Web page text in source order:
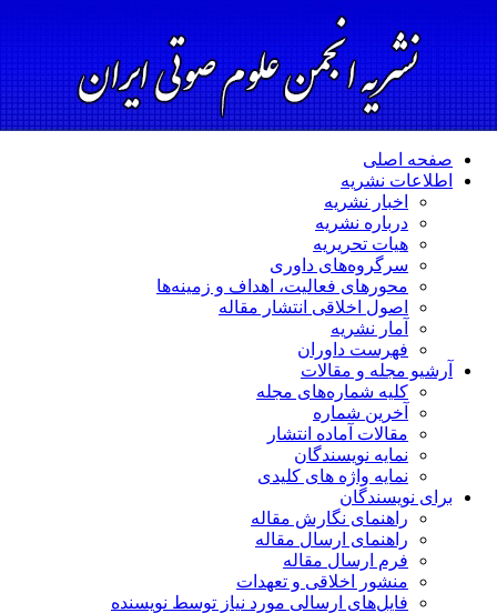
صفحه اصلی
اطلاعات نشریه
اخبار نشریه
درباره نشریه
هیات تحریریه
سرگروه‌های داوری
محورهای فعالیت، اهداف و زمینه‌ها
اصول اخلاقی انتشار مقاله
آمار نشریه
فهرست داوران
آرشیو مجله و مقالات
کلیه شماره‌های مجله
آخرین شماره
مقالات آماده انتشار
نمایه نویسندگان
نمایه واژه های کلیدی
برای نویسندگان
راهنمای نگارش مقاله
راهنمای ارسال مقاله
فرم ارسال مقاله
منشور اخلاقی و تعهدات
فایل‌های ارسالی مورد نیاز توسط نویسنده